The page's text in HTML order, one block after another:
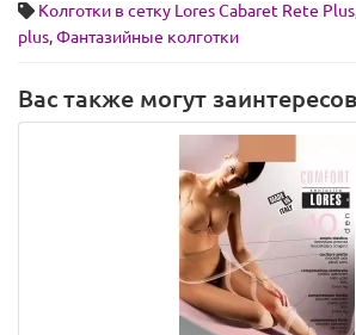
Колготки в сетку Lores Cabaret Rete Plus
plus,Фантазийные колготки
Вас также могут